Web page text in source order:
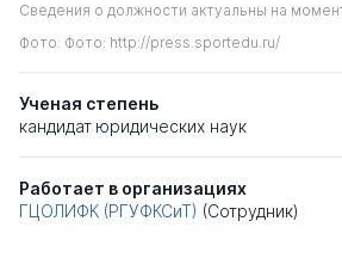
Сведения о должности актуальны на
Фото: Фото: http://press.sportedu.ru/
Ученая степень
кандидат юридических наук
Работает в организациях
ГЦОЛИФК (РГУФКСиТ) (Сотрудник)